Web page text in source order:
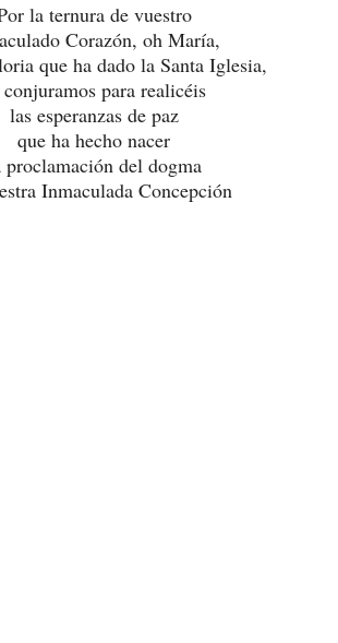
la ternura de vuestro
Corazón, oh María,
que ha dado la Santa Iglesia,
conjuramos para realicéis
las esperanzas de paz
que ha hecho nacer
proclamación del dogma
Inmaculada Concepción